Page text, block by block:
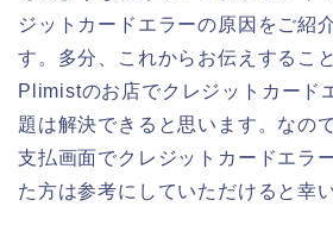
ジットカードエラーの原因をご紹
す。多分、これからお伝えするこ
Plimistのお店でクレジットカード
題は解決できると思います。なの
支払画面でクレジットカードエラ
た方は参考にしていただけると幸